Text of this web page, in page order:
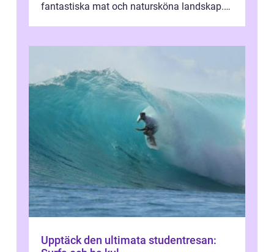
fantastiska mat och natursköna landskap.
Upptäck den ultimata studentresan: